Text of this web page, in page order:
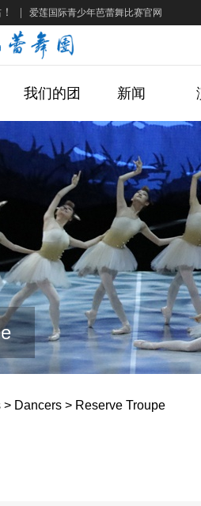
爱莲国际青少年芭蕾舞比赛官网
我们的团 新闻
> Dancers > Reserve Troupe